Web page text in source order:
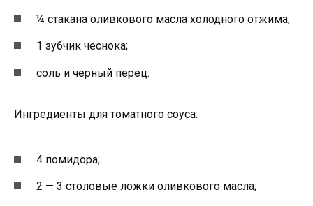
¼ стакана оливкового масла холодного отжима;
1 зубчик чеснока;
соль и черный перец.
Ингредиенты для томатного соуса:
4 помидора;
2 — 3 столовые ложки оливкового масла;